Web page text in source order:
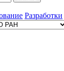
Разработки